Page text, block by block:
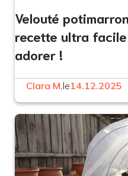
Velouté
recette ultra
adorer !
Clara M.le14.12.2025